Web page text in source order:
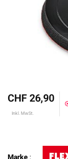
CHF 26,90
Inkl. MwSt.